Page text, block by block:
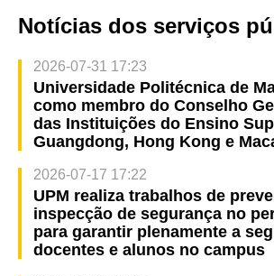
Notícias dos serviços
2026-07-31 17:23
Universidade Politécnica de
como membro do Conselho
das Instituições do Ensino
Guangdong, Hong Kong e
2026-07-17 17:22
UPM realiza trabalhos de
inspecção de segurança no
para garantir plenamente a
docentes e alunos no campus